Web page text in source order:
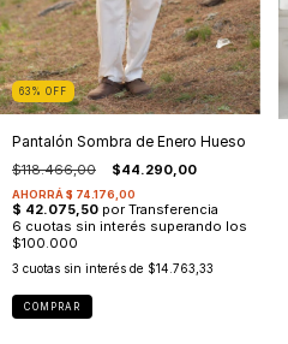
63 % OFF
Pantalón Sombra de Enero Hueso
$118.466,00 $44.290,00
3 cuotas sin interés de $14.763,33
COMPRAR